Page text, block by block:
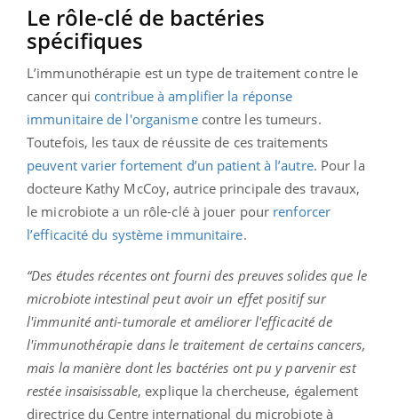
Le rôle-clé de bactéries
spécifiques
L’immunothérapie est un type de traitement contre le
cancer qui contribue à amplifier la réponse
immunitaire de l'organismecontre les tumeurs.
Toutefois, les taux de réussite de ces traitements
peuvent varier fortement d’un patient à l’autre. Pour la
docteure Kathy McCoy, autrice principale des travaux,
le microbiote a un rôle-clé à jouer pour renforcer
l’efficacité du système immunitaire.
“Des études récentes ont fourni des preuves solides que le
microbiote intestinal peut avoir un effet positif sur
l'immunité anti-tumorale et améliorer l'efficacité de
l'immunothérapie dans le traitement de certains cancers,
mais la manière dont les bactéries ont pu y parvenir est
restée insaisissable, explique la chercheuse, également
directrice du Centre international du microbiote à